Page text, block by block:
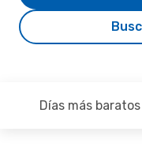
Días más baratos